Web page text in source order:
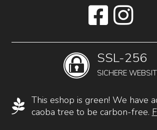
SSL-256
SICHERE
This eshop is green! We have
caoba tree to be carbon-free.